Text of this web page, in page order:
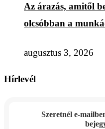
Az árazás, amitől
olcsóbban a
augusztus 3, 2026
Hírlevél
Szeretnél e-